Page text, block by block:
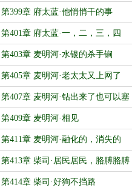
第399章 府太蓝·他悄悄干的事
第401章 府太蓝·一，二，三，四
第403章 麦明河·水银的杀手锏
第405章 麦明河·老太太又上网了
第407章 麦明河·钻出来了也可以塞
回去
第409章 麦明河·相见
第411章 麦明河·融化的，消失的
第413章 柴司·居民居民，胳膊胳膊
第414章 柴司·好狗不挡路